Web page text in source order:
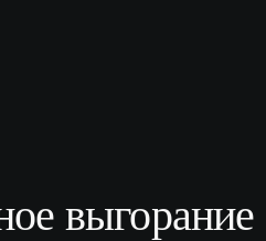
выгорание